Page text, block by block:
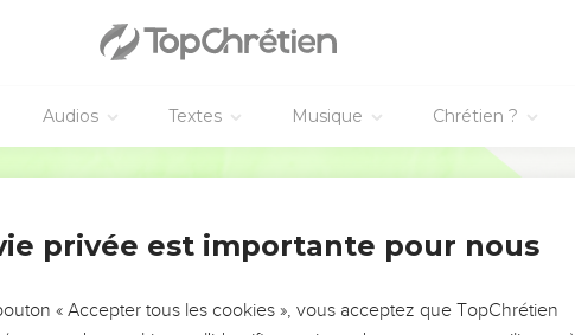
Audios Textes Musique Chrétien ?
DE L’ANNÉE !
LES VOTRES ?
privée est importante pour nous
« Accepter tous les cookies », vous acceptez que TopChrétien